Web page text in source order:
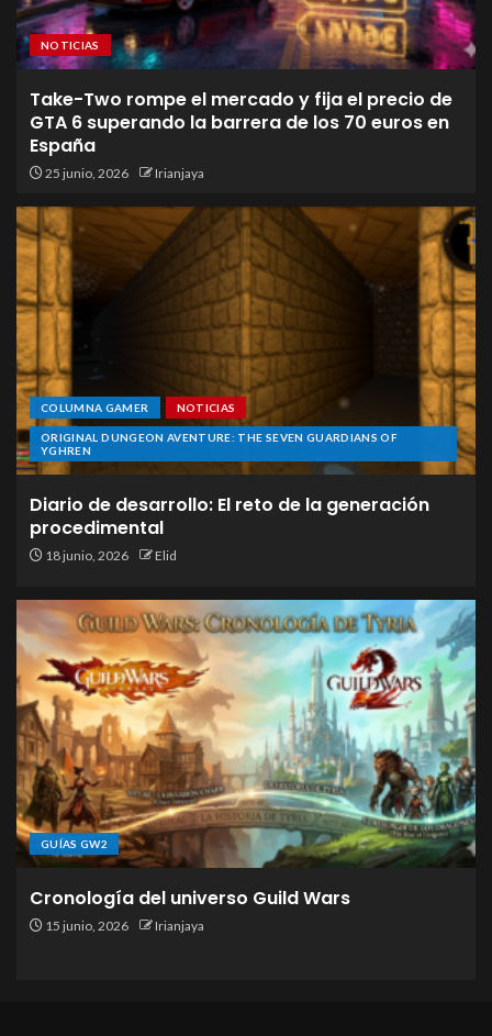
NOTICIAS
Take-Two rompe el mercado y fija el precio de
GTA 6 superando la barrera de los 70 euros en
España
25 junio, 2026 Irianjaya
COLUMNA GAMER NOTICIAS
ORIGINAL DUNGEON AVENTURE: THE SEVEN GUARDIANS OF
YGHREN
Diario de desarrollo: El reto de la generación
procedimental
18 junio, 2026 Elid
GUÍAS GW2
Cronología del universo Guild Wars
15 junio, 2026 Irianjaya